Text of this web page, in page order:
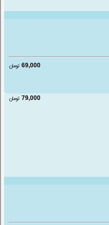
69,000 تومان
79,000 تومان